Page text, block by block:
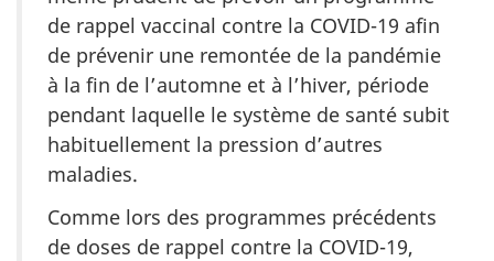
de rappel vaccinal contre la COVID-19 afin
de prévenir une remontée de la pandémie
à la fin de l’automne et à l’hiver, période
pendant laquelle le système de santé subit
habituellement la pression d’autres
maladies.
Comme lors des programmes précédents
de doses de rappel contre la COVID-19,